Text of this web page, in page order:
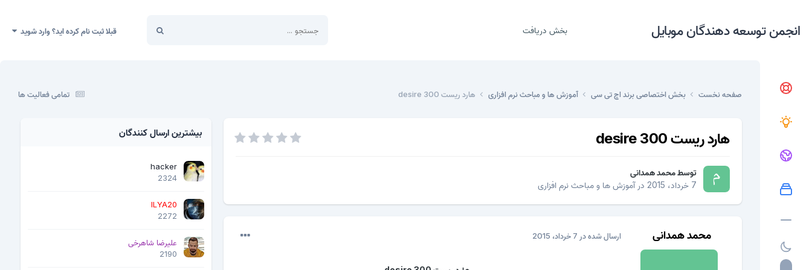
انجمن توسعه دهندگان موبایل بخش دریافت قبلا ثبت نام کرده اید؟ وارد شوید
تمامی فعالیت ها صفحه نخست بخش اختصاصی برند اچ تی سی آموزش ها و مباحث نرم افزاری هارد ریست desire 300
هارد ریست desire 300
توسطمحمد همدانی
7 خرداد، 2015
درآموزش ها و مباحث نرم افزاری
محمد همدانی ارسال شده در 7 خرداد، 2015
بیشترین ارسال کنندگان
hacker
2324
ILYA20
2272
علیرضا شاهرخی
2190